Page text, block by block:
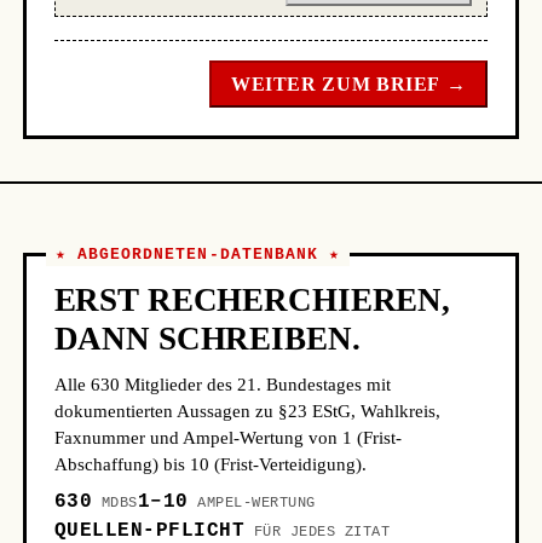
WEITER ZUM BRIEF →
★ ABGEORDNETEN-DATENBANK ★
ERST RECHERCHIEREN,
DANN SCHREIBEN.
Alle 630 Mitglieder des 21. Bundestages mit
dokumentierten Aussagen zu §23 EStG, Wahlkreis,
Faxnummer und Ampel-Wertung von 1 (Frist-
Abschaffung) bis 10 (Frist-Verteidigung).
630 MDBS1–10 AMPEL-WERTUNG
QUELLEN-PFLICHT FÜR JEDES ZITAT